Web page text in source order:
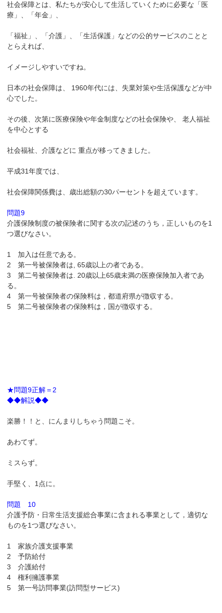
社会保障とは、私たちが安心して生活していくために必要な「医
療」、「年金」、
「福祉」、「介護」、「生活保護」などの公的サービスのことと
とらえれば、
イメージしやすいですね。
日本の社会保障は、 1960年代には、失業対策や生活保護などが中
心でした。
その後、次第に医療保険や年金制度などの社会保険や、 老人福祉
を中心とする
社会福祉、介護などに 重点が移ってきました。
平成31年度では、
社会保障関係費は、歳出総額の30パーセントを超えています。
問題9
介護保険制度の被保険者に関する次の記述のうち，正しいものを1
つ選びなさい。
1 加入は任意である。
2 第一号被保険者は, 65歳以上の者である。
3 第二号被保険者は. 20歳以上65歳未満の医療保険加入者であ
る。
4 第一号被保険者の保険料は，都道府県が徴収する。
5 第二号被保険者の保険料は，国が徴収する。
★問題9正解＝2
◆◆解説◆◆
楽勝！！と、にんまりしちゃう問題こそ。
あわてず。
ミスらず。
手堅く、1点に。
問題 10
介護予防・日常生活支援総合事業に含まれる事業として，適切な
ものを1つ選びなさい。
1 家族介護支援事業
2 予防給付
3 介護給付
4 権利擁護事業
5 第一号訪問事業(訪問型サービス)